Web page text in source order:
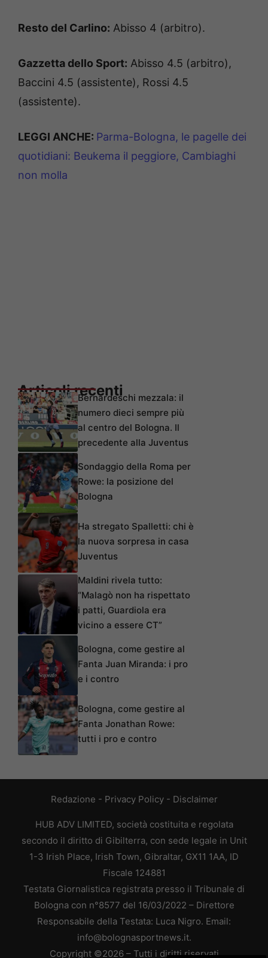
Resto del Carlino: Abisso 4 (arbitro).
Gazzetta dello Sport: Abisso 4.5 (arbitro),
Baccini 4.5 (assistente), Rossi 4.5
(assistente).
LEGGI ANCHE: Parma-Bologna, le pagelle dei
quotidiani: Beukema il peggiore, Cambiaghi
non molla
Articoli recentiBernardeschi mezzala: il
numero dieci sempre più
al centro del Bologna. Il
precedente alla Juventus
Sondaggio della Roma per
Rowe: la posizione del
Bologna
Ha stregato Spalletti: chi è
la nuova sorpresa in casa
Juventus
Maldini rivela tutto:
“Malagò non ha rispettato
i patti, Guardiola era
vicino a essere CT”
Bologna, come gestire al
Fanta Juan Miranda: i pro
e i contro
Bologna, come gestire al
Fanta Jonathan Rowe:
tutti i pro e contro
Redazione - Privacy Policy- Disclaimer
HUB ADV LIMITED, società costituita e regolata
secondo il diritto di Gibilterra, con sede legale in Unit
1-3 Irish Place, Irish Town, Gibraltar, GX11 1AA, ID
Fiscale 124881
Testata Giornalistica registrata presso il Tribunale di
Bologna con n°8577 del 16/03/2022 – Direttore
Responsabile della Testata: Luca Nigro. Email:
info@bolognasportnews.it.
Copyright ©2026 – Tutti i diritti riservati